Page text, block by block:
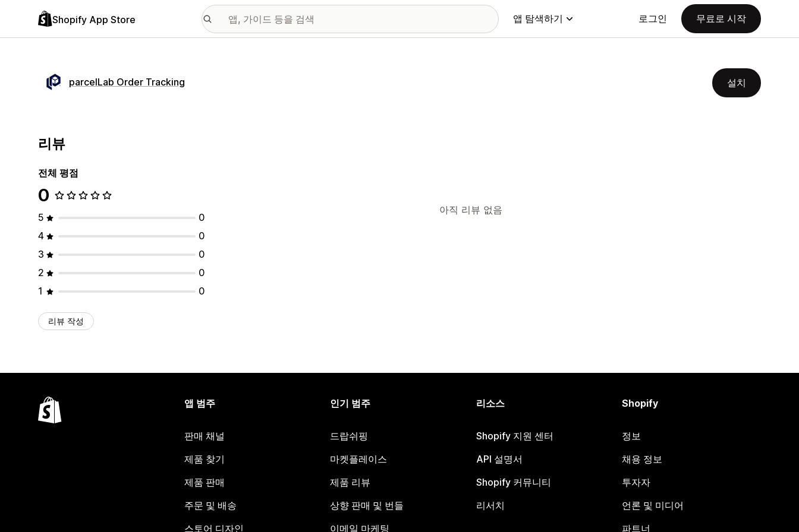
Shopify App Store 앱 탐색하기 로그인 무료로 시작
parcelLab Order Tracking 설치
리뷰
전체 평점
0
5
0
4
0
3
0
2
0
1
0
리뷰 작성
아직 리뷰 없음
앱 범주
판매 채널
제품 찾기
제품 판매
주문 및 배송
스토어 디자인
인기 범주
드랍쉬핑
마켓플레이스
제품 리뷰
상향 판매 및 번들
이메일 마케팅
리소스
Shopify 지원 센터
API 설명서
Shopify 커뮤니티
리서치
Shopify
정보
채용 정보
투자자
언론 및 미디어
파트너